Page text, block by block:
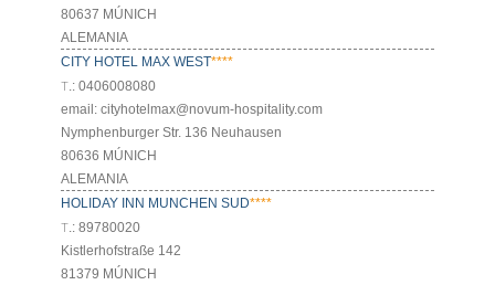
80637 MÚNICH
ALEMANIA
CITY HOTEL MAX WEST****
Т.: 0406008080
email: cityhotelmax@novum-hospitality.com
Nymphenburger Str. 136 Neuhausen
80636 MÚNICH
ALEMANIA
HOLIDAY INN MUNCHEN SUD****
Т.: 89780020
Kistlerhofstraße 142
81379 MÚNICH